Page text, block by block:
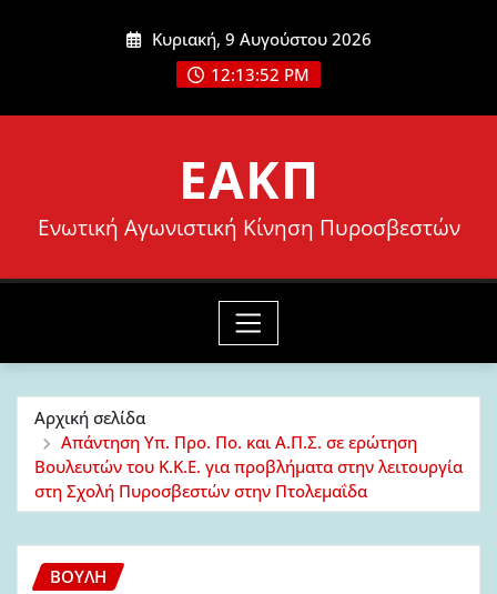
Κυριακή, 9 Αυγούστου 2026
12:13:54 PM
ΕΑΚΠ
Ενωτική Αγωνιστική Κίνηση Πυροσβεστών
Αρχική σελίδα
Απάντηση Υπ. Προ. Πο. και Α.Π.Σ. σε ερώτηση
Βουλευτών του Κ.Κ.Ε. για προβλήματα στην λειτουργία
στη Σχολή Πυροσβεστών στην Πτολεμαΐδα
ΒΟΥΛΉ